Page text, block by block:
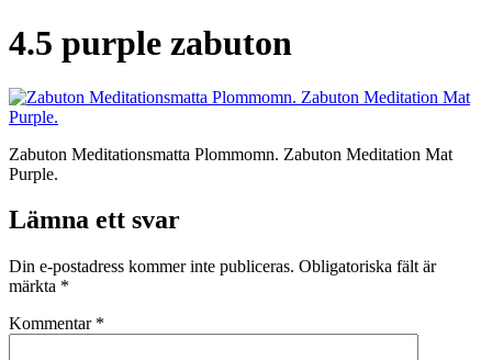
4.5 purple zabuton
Zabuton Meditationsmatta Plommomn. Zabuton Meditation Mat
Purple.
Lämna ett svar
Din e-postadress kommer inte publiceras. Obligatoriska fält är
märkta *
Kommentar *